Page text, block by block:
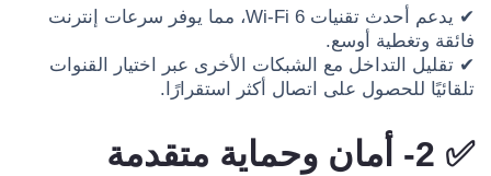
✔ يدعم أحدث تقنيات Wi-Fi 6، مما يوفر سرعات إنترنت
فائقة وتغطية أوسع.
✔ تقليل التداخل مع الشبكات الأخرى عبر اختيار القنوات
تلقائيًا للحصول على اتصال أكثر استقرارًا.
✅ 2- أمان وحماية متقدمة